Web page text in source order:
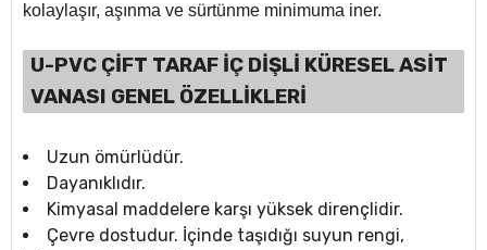
kolaylaşır, aşınma ve sürtünme minimuma iner.
U-PVC ÇİFT TARAF İÇ DİŞLİ KÜRESEL ASİT
VANASI GENEL ÖZELLİKLERİ
Uzun ömürlüdür.
Dayanıklıdır.
Kimyasal maddelere karşı yüksek dirençlidir.
Çevre dostudur. İçinde taşıdığı suyun rengi,